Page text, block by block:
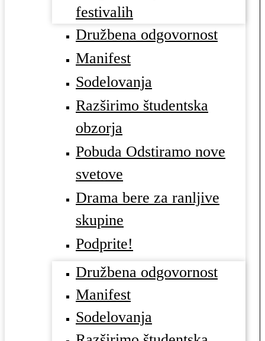
festivalih
Družbena odgovornost
Manifest
Sodelovanja
Razširimo študentska
obzorja
Pobuda Odstiramo nove
svetove
Drama bere za ranljive
skupine
Podprite!
Družbena odgovornost
Manifest
Sodelovanja